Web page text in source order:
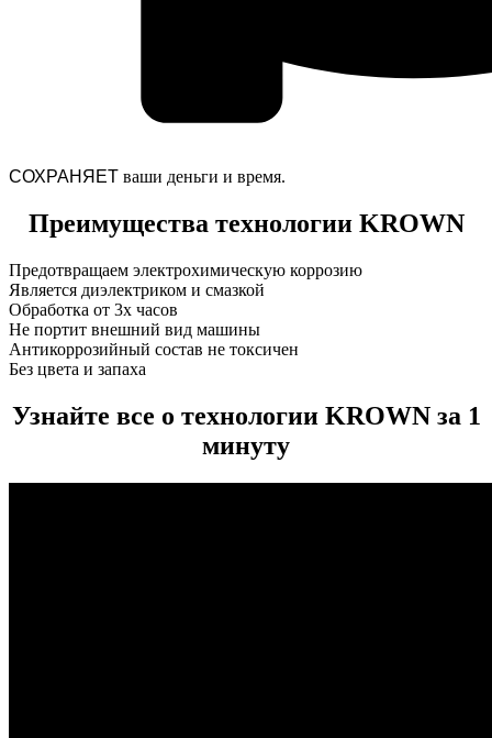
СОХРАНЯЕТ ваши деньги и время.
Преимущества технологии KROWN
Предотвращаем электрохимическую коррозию
Является диэлектриком и смазкой
Обработка от 3х часов
Не портит внешний вид машины
Антикоррозийный состав не токсичен
Без цвета и запаха
Узнайте все о технологии KROWN за 1
минуту